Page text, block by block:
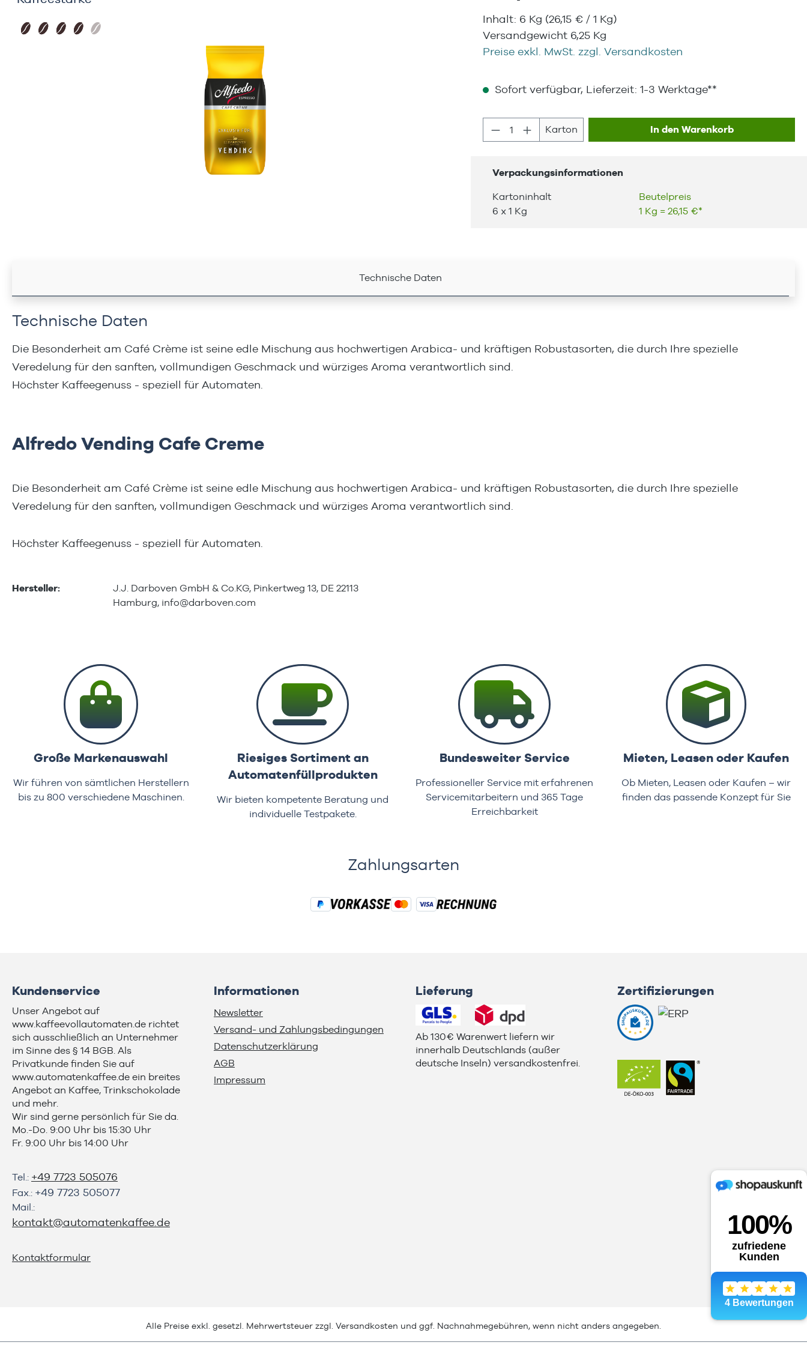
Inhalt: 6 Kg (26,15 € / 1 Kg)
Versandgewicht 6,25 Kg
Preise exkl. MwSt. zzgl. Versandkosten
Sofort verfügbar, Lieferzeit: 1-3 Werktage**
Produkt Anzahl: Gib den gewünschten Wert
Karton In den Warenkorb
Verpackungsinformationen
Kartoninhalt
6 x 1 Kg
Beutelpreis
1 Kg = 26,15 €*
Technische Daten
Technische Daten
Die Besonderheit am Café Crème ist seine edle Mischung aus hochwertigen Arabica- und kräftigen Robustasorten, die durch Ihre spezielle
Veredelung für den sanften, vollmundigen Geschmack und würziges Aroma verantwortlich sind.
Höchster Kaffeegenuss - speziell für Automaten.
Alfredo Vending Cafe Creme
Die Besonderheit am Café Crème ist seine edle Mischung aus hochwertigen Arabica- und kräftigen Robustasorten, die durch Ihre spezielle
Veredelung für den sanften, vollmundigen Geschmack und würziges Aroma verantwortlich sind.
Höchster Kaffeegenuss - speziell für Automaten.
Hersteller:
J.J. Darboven GmbH & Co.KG, Pinkertweg 13, DE 22113
Hamburg, info@darboven.com
Große Markenauswahl
Wir führen von sämtlichen Herstellern
bis zu 800 verschiedene Maschinen.
Riesiges Sortiment an
Automatenfüllprodukten
Wir bieten kompetente Beratung und
individuelle Testpakete.
Bundesweiter Service
Professioneller Service mit erfahrenen
Servicemitarbeitern und 365 Tage
Erreichbarkeit
Mieten, Leasen oder Kaufen
Ob Mieten, Leasen oder Kaufen – wir
finden das passende Konzept für Sie
Zahlungsarten
Kundenservice
Unser Angebot auf
www.kaffeevollautomaten.de richtet
sich ausschließlich an Unternehmer
im Sinne des § 14 BGB. Als
Privatkunde finden Sie auf
www.automatenkaffee.de ein breites
Angebot an Kaffee, Trinkschokolade
und mehr.
Wir sind gerne persönlich für Sie da.
Mo.-Do. 9:00 Uhr bis 15:30 Uhr
Fr. 9:00 Uhr bis 14:00 Uhr
Tel.: +49 7723 505076
Fax.: +49 7723 505077
Mail.:
kontakt@automatenkaffee.de
Kontaktformular
Informationen
Newsletter
Versand- und Zahlungsbedingungen
Datenschutzerklärung
AGB
Impressum
Lieferung
Ab 130€ Warenwert liefern wir
innerhalb Deutschlands (außer
deutsche Inseln) versandkostenfrei.
Zertifizierungen
Alle Preise exkl. gesetzl. Mehrwertsteuer zzgl. Versandkosten und ggf. Nachnahmegebühren, wenn nicht anders angegeben.